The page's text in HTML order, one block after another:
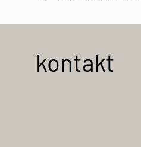
kontakt